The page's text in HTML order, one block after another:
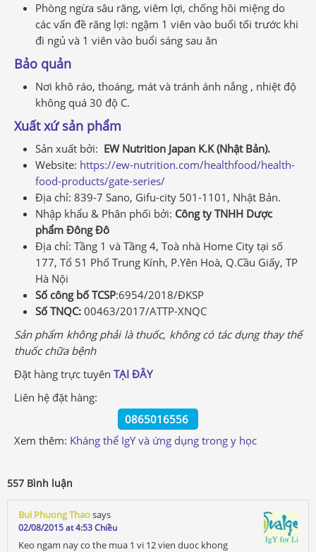
Phòng ngừa sâu răng, viêm lợi, chống hôi miệng do
các vấn đề răng lợi: ngậm 1 viên vào buổi tối trước khi
đi ngủ và 1 viên vào buổi sáng sau ăn
Bảo quản
Nơi khô ráo, thoáng, mát và tránh ánh nắng , nhiệt độ
không quá 30 độ C.
Xuất xứ sản phẩm
Sản xuất bởi: EW Nutrition Japan K.K (Nhật Bản).
Website: https://ew-nutrition.com/healthfood/health-
food-products/gate-series/
Địa chỉ: 839-7 Sano, Gifu-city 501-1101, Nhật Bản.
Nhập khẩu & Phân phối bởi: Công ty TNHH Dược
phẩm Đông Đô
Địa chỉ: Tầng 1 và Tầng 4, Toà nhà Home City tại số
177, Tổ 51 Phố Trung Kính, P.Yên Hoà, Q.Cầu Giấy, TP
Hà Nội
Số công bố TCSP:6954/2018/ĐKSP
Số TNQC: 00463/2017/ATTP-XNQC
Sản phẩm không phải làthuốc, không cótác dụng thay thế
thuốc chữa bệnh
Đặt hàng trực tuyên TẠI ĐÂY
Liên hệ đặt hàng:
0865016556
Xem thêm: Kháng thể IgY và ứng dụng trong y học
557 Bình luận
Bui Phuong Thaosays
02/08/2015 at 4:53 Chiều
Keo ngam nay co the mua 1 vi 12 vien duoc khong